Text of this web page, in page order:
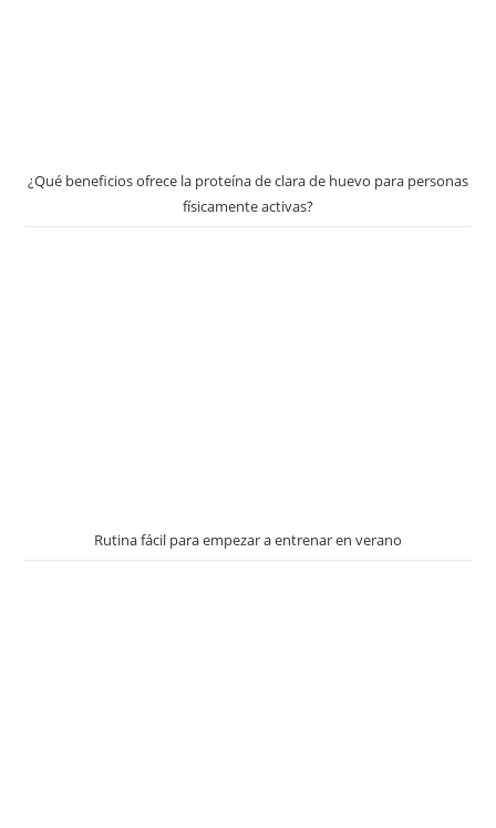
¿Qué beneficios ofrece la proteína de clara de huevo para personas
físicamente activas?
Rutina fácil para empezar a entrenar en verano